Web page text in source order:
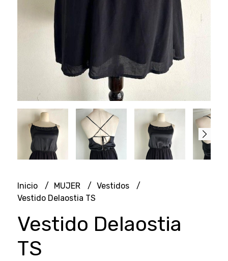
Inicio MUJER
Vestidos
Vestido Delaostia TS
Vestido Delaostia
TS